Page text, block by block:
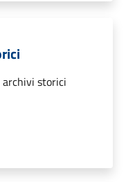
archivi storici